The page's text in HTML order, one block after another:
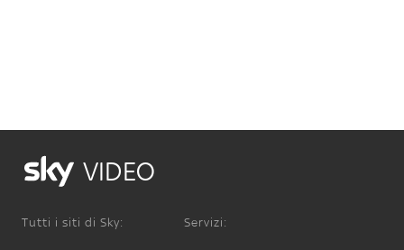
VIDEO
Tutti i siti di Sky: Servizi: